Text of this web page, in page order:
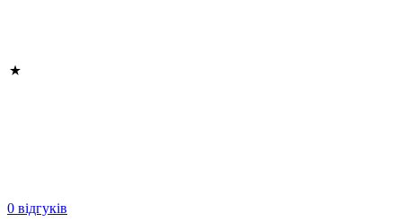
0 відгуків